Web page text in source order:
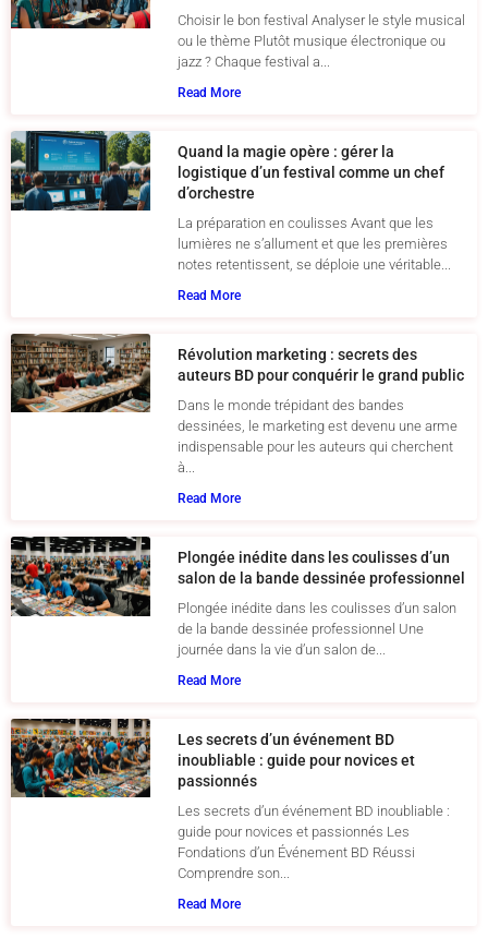
Choisir le bon festival Analyser le style musical
ou le thème Plutôt musique électronique ou
jazz ? Chaque festival a...
Read More
Quand la magie opère : gérer la
logistique d’un festival comme un chef
d’orchestre
La préparation en coulisses Avant que les
lumières ne s’allument et que les premières
notes retentissent, se déploie une véritable...
Read More
Révolution marketing : secrets des
auteurs BD pour conquérir le grand public
Dans le monde trépidant des bandes
dessinées, le marketing est devenu une arme
indispensable pour les auteurs qui cherchent
à...
Read More
Plongée inédite dans les coulisses d’un
salon de la bande dessinée professionnel
Plongée inédite dans les coulisses d’un salon
de la bande dessinée professionnel Une
journée dans la vie d’un salon de...
Read More
Les secrets d’un événement BD
inoubliable : guide pour novices et
passionnés
Les secrets d’un événement BD inoubliable :
guide pour novices et passionnés Les
Fondations d’un Événement BD Réussi
Comprendre son...
Read More